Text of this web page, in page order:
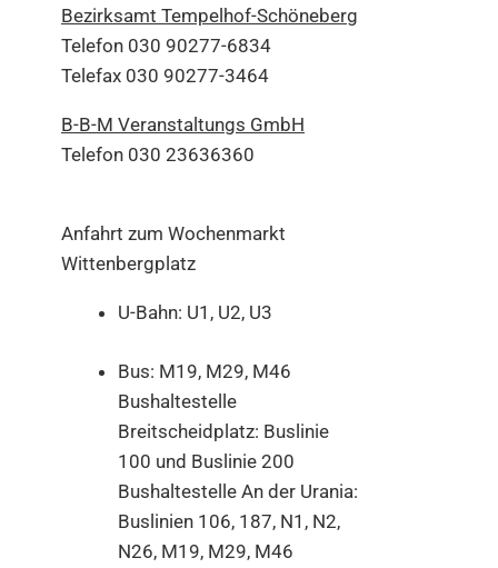
Bezirksamt Tempelhof-Schöneberg
Telefon 030 90277-6834
Telefax 030 90277-3464
B-B-M Veranstaltungs GmbH
Telefon 030 23636360
Anfahrt zum Wochenmarkt
Wittenbergplatz
U-Bahn: U1, U2, U3
Bus: M19, M29, M46
Bushaltestelle
Breitscheidplatz: Buslinie
100 und Buslinie 200
Bushaltestelle An der Urania:
Buslinien 106, 187, N1, N2,
N26, M19, M29, M46